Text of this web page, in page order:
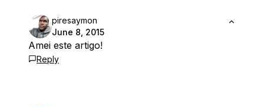
piresaymon
June 8, 2015
Amei este artigo!
Reply